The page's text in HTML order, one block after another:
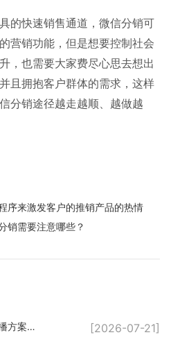
快速销售通道，微信分销可
营销功能，但是想要控制社会
，也需要大家费尽心思去想出
且拥抱客户群体的需求，这样
分销途径越走越顺、越做越
序来激发客户的推销产品的热情
销需要注意哪些？
内容输出能力不足？模板化直播方案，轻松输出优质内容 [2026-07-21]